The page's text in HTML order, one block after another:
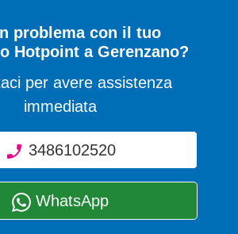
problema con il tuo
Hotpoint a Gerenzano?
per avere assistenza
immediata
3486102520
WhatsApp